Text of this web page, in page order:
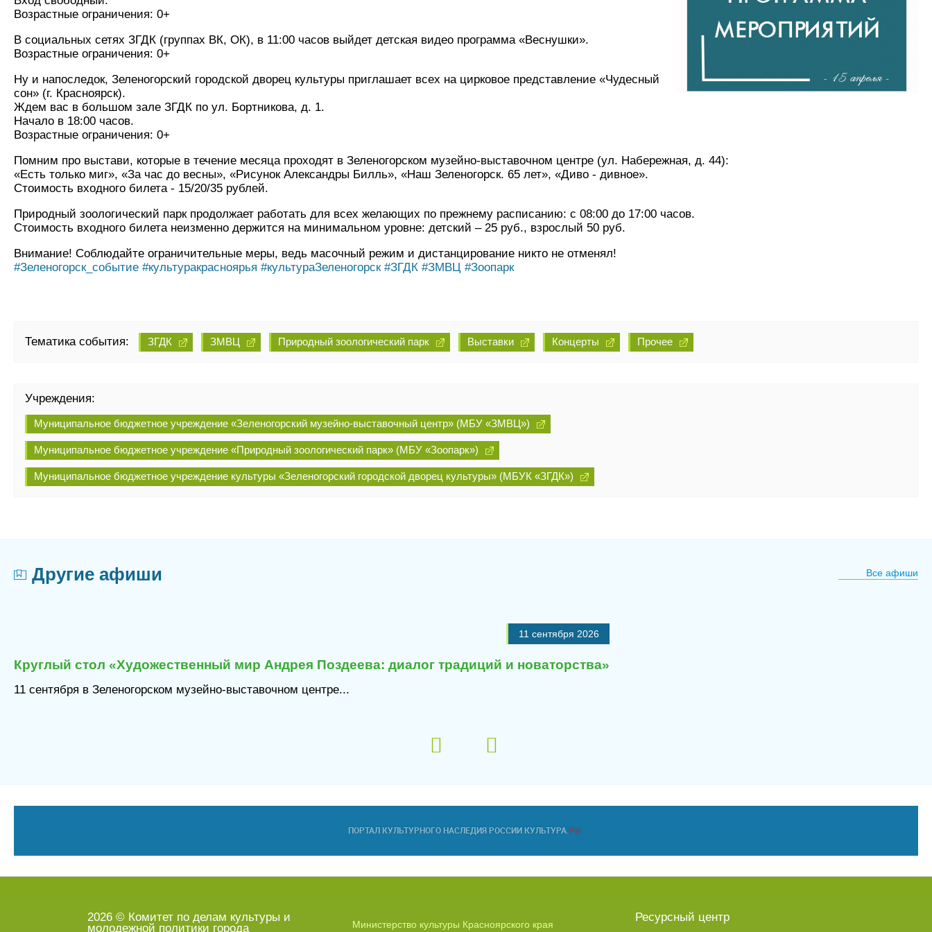
Возрастные ограничения: 0+
В социальных сетях ЗГДК (группах ВК, ОК), в 11:00 часов выйдет детская видео программа «Веснушки».
Возрастные ограничения: 0+
Ну и напоследок, Зеленогорский городской дворец культуры приглашает всех на цирковое представление «Чудесный
сон» (г. Красноярск).
Ждем вас в большом зале ЗГДК по ул. Бортникова, д. 1.
Начало в 18:00 часов.
Возрастные ограничения: 0+
Помним про выстави, которые в течение месяца проходят в Зеленогорском музейно-выставочном центре (ул. Набережная, д. 44):
«Есть только миг», «За час до весны», «Рисунок Александры Билль», «Наш Зеленогорск. 65 лет», «Диво - дивное».
Стоимость входного билета - 15/20/35 рублей.
Природный зоологический парк продолжает работать для всех желающих по прежнему расписанию: с 08:00 до 17:00 часов.
Стоимость входного билета неизменно держится на минимальном уровне: детский – 25 руб., взрослый 50 руб.
Внимание! Соблюдайте ограничительные меры, ведь масочный режим и дистанцирование никто не отменял!
#Зеленогорск_событие #культуракрасноярья #культураЗеленогорск #ЗГДК #ЗМВЦ #Зоопарк
Тематика события: ЗГДК ЗМВЦ Природный зоологический парк Выставки Концерты Прочее
Учреждения:
Муниципальное бюджетное учреждение «Зеленогорский музейно-выставочный центр» (МБУ «ЗМВЦ»)
Муниципальное бюджетное учреждение «Природный зоологический парк» (МБУ «Зоопарк»)
Муниципальное бюджетное учреждение культуры «Зеленогорский городской дворец культуры» (МБУК «ЗГДК»)
Другие афиши Все афиши
11 сентября 2026
Круглый стол «Художественный мир Андрея Поздеева: диалог традиций и новаторства»
11 сентября в Зеленогорском музейно-выставочном центре...
2026 © Комитет по делам культуры и
молодежной политики города
Министерство культуры Красноярского края
Ресурсный центр